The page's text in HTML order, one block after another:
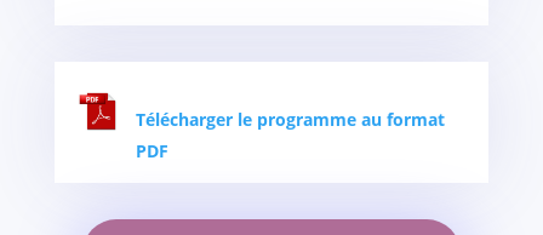
Télécharger le programme au format
PDF